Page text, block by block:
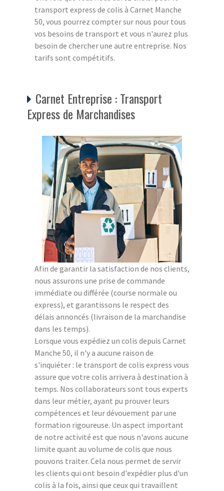
transport express de colis à Carnet Manche
50, vous pourrez compter sur nous pour tous
vos besoins de transport et vous n'aurez plus
besoin de chercher une autre entreprise. Nos
tarifs sont compétitifs.
Carnet Entreprise : Transport
Express de Marchandises
Afin de garantir la satisfaction de nos clients,
nous assurons une prise de commande
immédiate ou différée (course normale ou
express), et garantissons le respect des
délais annoncés (livraison de la marchandise
dans les temps).
Lorsque vous expédiez un colis depuis Carnet
Manche 50, il n'y a aucune raison de
s'inquiéter : le transport de colis express vous
assure que votre colis arrivera à destination à
temps. Nos collaborateurs sont tous experts
dans leur métier, ayant pu prouver leurs
compétences et leur dévouement par une
formation rigoureuse. Un aspect important
de notre activité est que nous n'avons aucune
limite quant au volume de colis que nous
pouvons traiter. Cela nous permet de servir
les clients qui ont besoin d'expédier plus d'un
colis à la fois, ainsi que ceux qui travaillent